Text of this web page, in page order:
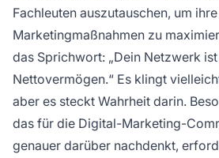
Fachleuten auszutauschen, um ihre
Marketingmaßnahmen zu
das Sprichwort: „Dein Netzwerk
Nettovermögen.“ Es klingt
aber es steckt Wahrheit darin.
das für die Digital-Marketing-
genauer darüber nachdenkt,